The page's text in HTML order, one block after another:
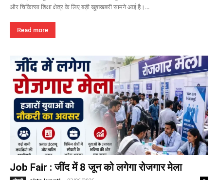
और चिकित्सा शिक्षा क्षेत्र के लिए बड़ी खुशखबरी सामने आई है।...
Read more
Job Fair : जींद में 8 जून को लगेगा रोजगार मेला